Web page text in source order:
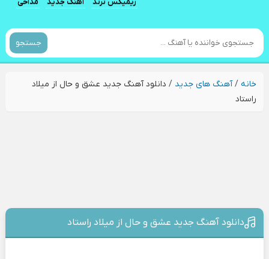
جستجو
خانه/آهنگ های جدید / دانلود آهنگ جدید عشق و حال از میلاد
راستاد
دانلود آهنگ جدید عشق و حال از میلاد راستاد